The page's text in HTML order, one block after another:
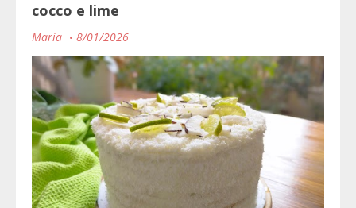
cocco e lime
Maria 8/01/2026